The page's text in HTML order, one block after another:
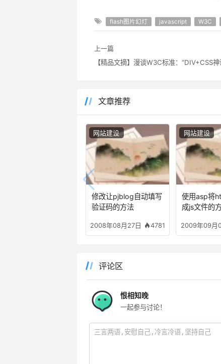
flash图片幻灯 javascript W3C
上一篇
【精品文摘】漫谈W3C标准：“DIV+CSS神
文章推荐
修改让pjblog自动填写
验证码的方法
2008年08月27日 4781
网站建设
使用asp将
成js文件的
2009年09月
网站建设
评论区
恨相知晚
一起参与讨论！